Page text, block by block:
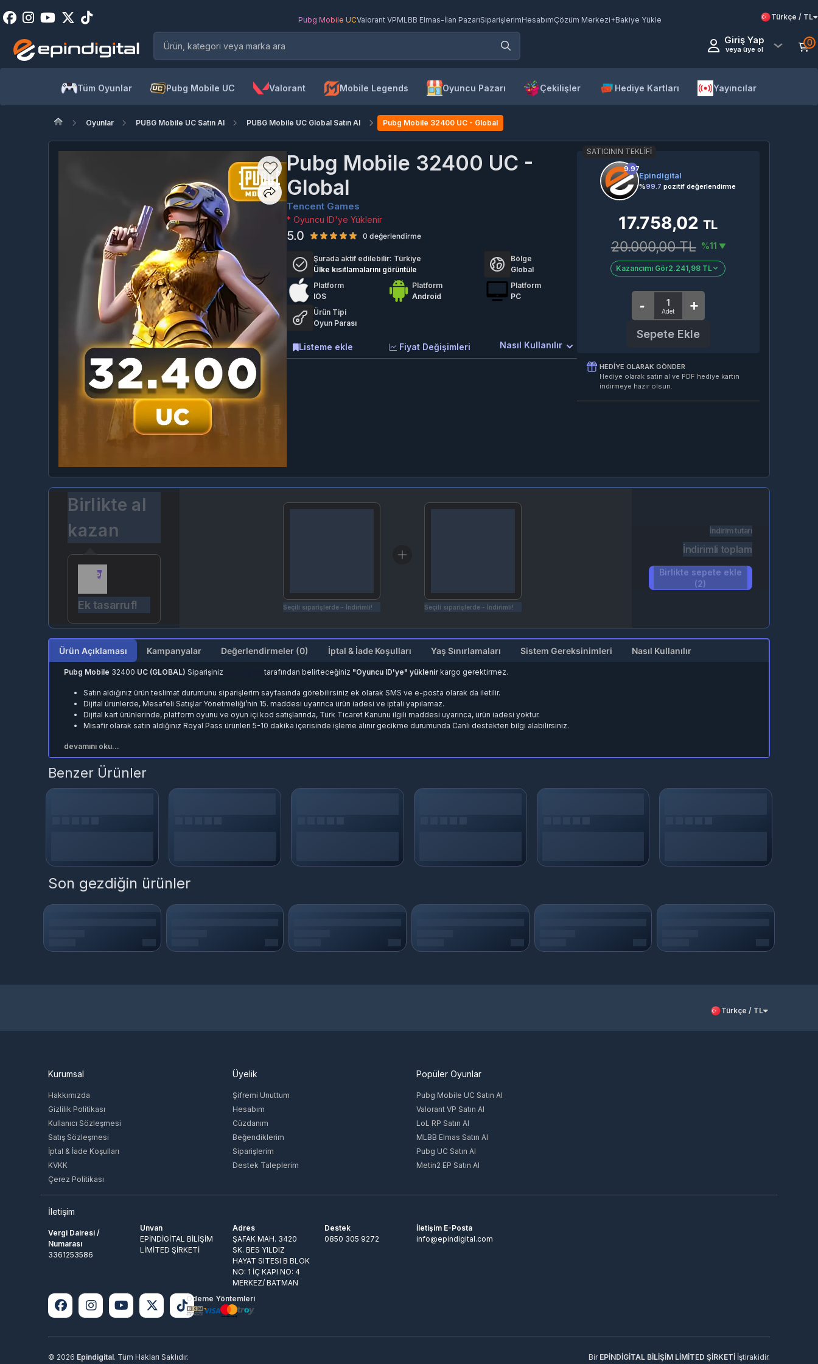
Pubg Mobile UCValorant VPMLBB Elmas-İlan PazarıSiparişlerimHesabımÇözüm Merkezi+Bakiye Yükle Türkçe / TL
Giriş Yap
veya üye ol
0
Tüm Oyunlar Pubg Mobile UC Valorant Mobile Legends Oyuncu Pazarı Çekilişler Hediye Kartları Yayıncılar
Oyunlar PUBG Mobile UC Satın Al PUBG Mobile UC Global Satın Al Pubg Mobile 32400 UC - Global
Pubg Mobile 32400 UC -
Global
Tencent Games
* Oyuncu ID'ye Yüklenir
5.0 0 değerlendirme
Şurada aktif edilebilir: Türkiye
Ülke kısıtlamalarını görüntüle
Bölge
Global
Platform
IOS
Platform
Android
Platform
PC
Ürün Tipi
Oyun Parası
Nasıl Kullanılır
Fiyat Değişimleri
Listeme ekle
SATICININ TEKLIFI
9.97
Epindigital
%99.7 pozitif değerlendirme
17.758,02TL
20.000,00 TL %11
Kazancımı Gör2.241,98 TL
Sepete Ekle
HEDIYE OLARAK GÖNDER
Hediye olarak satın al ve PDF hediye kartın
indirmeye hazır olsun.
Birlikte al
kazan
Ek tasarruf! Seçili siparişlerde - İndirimli! Seçili siparişlerde - İndirimli!
İndirim tutarı
İndirimli toplam
Birlikte sepete ekle
(2)
Ürün Açıklaması Kampanyalar Değerlendirmeler (0) İptal & İade Koşulları Yaş Sınırlamaları Sistem Gereksinimleri Nasıl Kullanılır
Pubg Mobile 32400 UC (GLOBAL) Siparişiniz Epindigitaltarafından belirteceğiniz "Oyuncu ID'ye" yüklenirkargo gerektirmez.
Satın aldığınız ürün teslimat durumunu siparişlerim sayfasında görebilirsiniz ek olarak SMS ve e-posta olarak da iletilir.
Dijital ürünlerde, Mesafeli Satışlar Yönetmeliği’nin 15. maddesi uyarınca ürün iadesi ve iptali yapılamaz.
Dijital kart ürünlerinde, platform oyunu ve oyun içi kod satışlarında, Türk Ticaret Kanunu ilgili maddesi uyarınca, ürün iadesi yoktur.
Misafir olarak satın aldığınız Royal Pass ürünleri 5-10 dakika içerisinde işleme alınır gecikme durumunda Canlı destekten bilgi alabilirsiniz.
devamını oku...
Benzer Ürünler
Son gezdiğin ürünler
Türkçe / TL
Kurumsal
Hakkımızda
Gizlilik Politikası
Kullanıcı Sözleşmesi
Satış Sözleşmesi
İptal & İade Koşulları
KVKK
Çerez Politikası
Üyelik
Şifremi Unuttum
Hesabım
Cüzdanım
Beğendiklerim
Siparişlerim
Destek Taleplerim
Popüler Oyunlar
Pubg Mobile UC Satın Al
Valorant VP Satın Al
LoL RP Satın Al
MLBB Elmas Satın Al
Pubg UC Satın Al
Metin2 EP Satın Al
İletişim
Vergi Dairesi /
Numarası
3361253586
Unvan
EPİNDİGİTAL BİLİŞİM
LİMİTED ŞİRKETİ
Adres
ŞAFAK MAH. 3420
SK. BES YILDIZ
HAYAT SITESI B BLOK
NO: 1 İÇ KAPI NO: 4
MERKEZ/ BATMAN
Destek
0850 305 9272
İletişim E-Posta
info@epindigital.com
Ödeme Yöntemleri
© 2026 Epindigital. Tüm Hakları Saklıdır. Bir EPİNDİGİTAL BİLİŞİM LİMİTED ŞİRKETİİştirakidir.